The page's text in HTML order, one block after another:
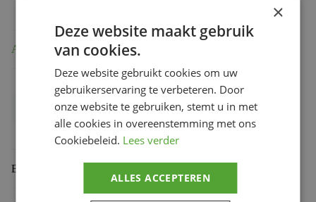
Aanvullende informatie
Bihr productcode 1115204,8033914254438
Productmerk BITUBO
Beoordelingen (0)
×
Deze website maakt gebruik
van cookies.
Deze website gebruikt cookies om uw
gebruikerservaring te verbeteren. Door
onze website te gebruiken, stemt u in met
alle cookies in overeenstemming met ons
Cookiebeleid. Lees verder
ALLES ACCEPTEREN